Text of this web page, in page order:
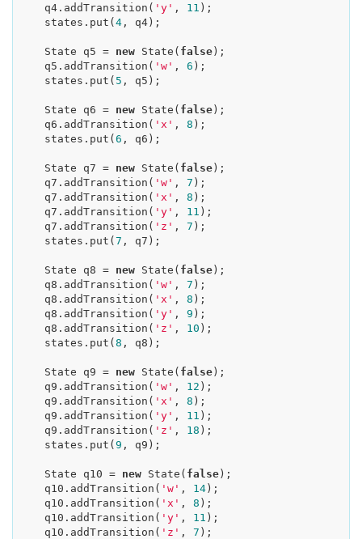
    q4.addTransition(
'y' , 11 );
    states.put(
4, q4);
    State q5 =
new State( false);
    q5.addTransition(
'w' , 6 );
    states.put(
5 , q5);
    State q6 =
new State( false);
    q6.addTransition(
'x' , 8 );
    states.put(
6 , q6);
    State q7 =
new State( false);
    q7.addTransition(
'w' , 7 );
    q7.addTransition(
'x' , 8 );
    q7.addTransition(
'y' , 11 );
    q7.addTransition(
'z' , 7 );
    states.put(
7 , q7);
    State q8 =
new State( false);
    q8.addTransition(
'w' , 7 );
    q8.addTransition(
'x' , 8 );
    q8.addTransition(
'y' , 9 );
    q8.addTransition(
'z' , 10 );
    states.put(
8 , q8);
    State q9 =
new State( false);
    q9.addTransition(
'w' , 12 );
    q9.addTransition(
'x' , 8 );
    q9.addTransition(
'y' , 11 );
    q9.addTransition(
'z' , 18 );
    states.put(
9 , q9);
    State q10 =
new State( false);
    q10.addTransition(
'w' , 14);
    q10.addTransition(
'x' , 8 );
    q10.addTransition(
'y' , 11 );
    q10.addTransition(
'z' , 7 );